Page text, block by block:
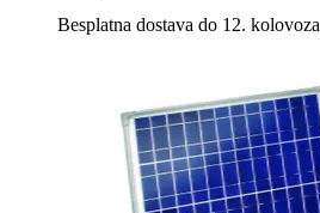
Besplatna dostava do 12. kolovoza